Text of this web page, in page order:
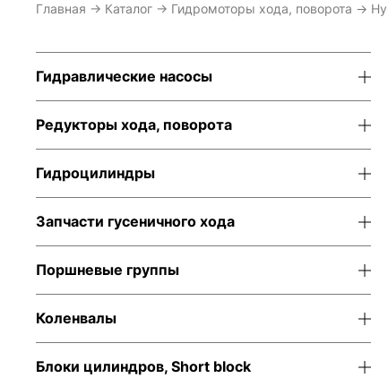
Главная → Каталог → Гидромоторы хода, поворота →
Гидравлические насосы
Редукторы хода, поворота
Гидроцилиндры
Запчасти гусеничного хода
Поршневые группы
Коленвалы
Блоки цилиндров, Short block